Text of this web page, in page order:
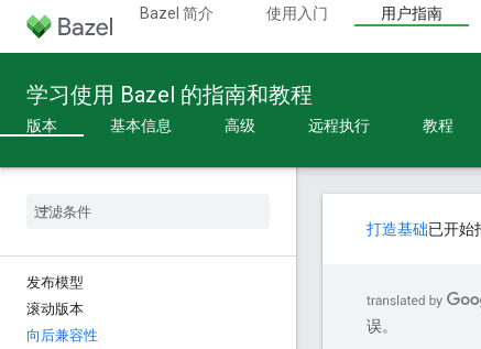
Bazel 简介 使用入门 用户指南
学习使用 Bazel 的指南和教程
版本 基本信息 高级 远程执行 教程
发布模型
滚动版本
向后兼容性
打造基础已开始
误。